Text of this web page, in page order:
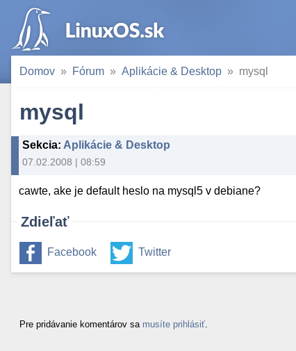
Domov Fórum Aplikácie & Desktop mysql
mysql
Sekcia: Aplikácie & Desktop
07.02.2008 | 08:59
cawte, ake je default heslo na mysql5 v debiane?
Zdieľať
Facebook Twitter
Pre pridávanie komentárov sa musíte prihlásiť